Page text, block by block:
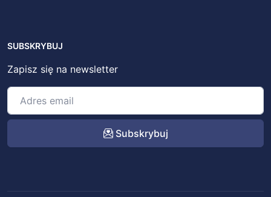
SUBSKRYBUJ
Zapisz się na newsletter
Subskrybuj